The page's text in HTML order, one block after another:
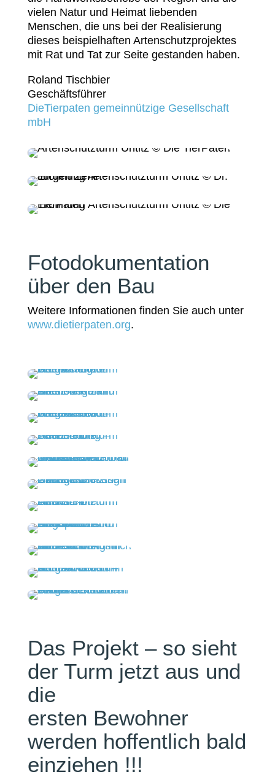
vielen Natur und Heimat liebenden
Menschen, die uns bei der Realisierung
dieses beispielhaften Artenschutzprojektes
mit Rat und Tat zur Seite gestanden haben.
Roland Tischbier
Geschäftsführer
DieTierpaten gemeinnützige Gesellschaft
mbH
Fotodokumentation
über den Bau
Weitere Informationen finden Sie auch unter
www.dietierpaten.org.
Das Projekt – so sieht
der Turm jetzt aus und
die
ersten Bewohner
werden hoffentlich bald
einziehen !!!